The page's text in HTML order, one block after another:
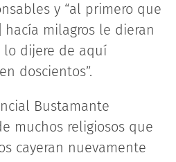
y “al primero que
milagros le dieran
lo dijere de aquí
doscientos”.
Bustamante
muchos religiosos que
cayeran nuevamente